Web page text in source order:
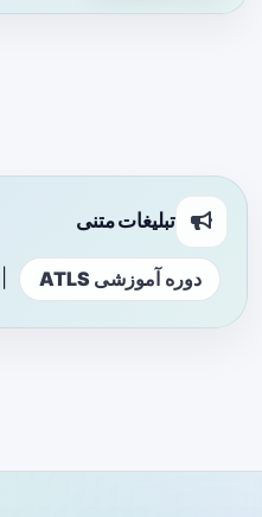
تبلیغات متنی
دوره آموزشی ATLS